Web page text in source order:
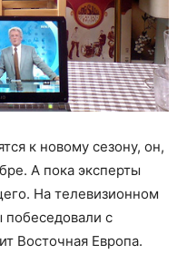
к новому сезону, он,
А пока эксперты
На телевизионном
с
Восточная Европа.